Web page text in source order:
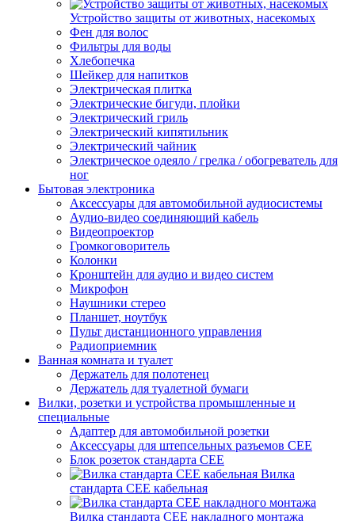
Устройство защиты от животных, насекомых
Фен для волос
Фильтры для воды
Хлебопечка
Шейкер для напитков
Электрическая плитка
Электрические бигуди, плойки
Электрический гриль
Электрический кипятильник
Электрический чайник
Электрическое одеяло / грелка / обогреватель для
ног
Бытовая электроника
Аксессуары для автомобильной аудиосистемы
Аудио-видео соединяющий кабель
Видеопроектор
Громкоговоритель
Колонки
Кронштейн для аудио и видео систем
Микрофон
Наушники стерео
Планшет, ноутбук
Пульт дистанционного управления
Радиоприемник
Ванная комната и туалет
Держатель для полотенец
Держатель для туалетной бумаги
Вилки, розетки и устройства промышленные и
специальные
Адаптер для автомобильной розетки
Аксессуары для штепсельных разъемов CEE
Блок розеток стандарта CEE
Вилка
стандарта CEE кабельная
Вилка стандарта CEE накладного монтажа